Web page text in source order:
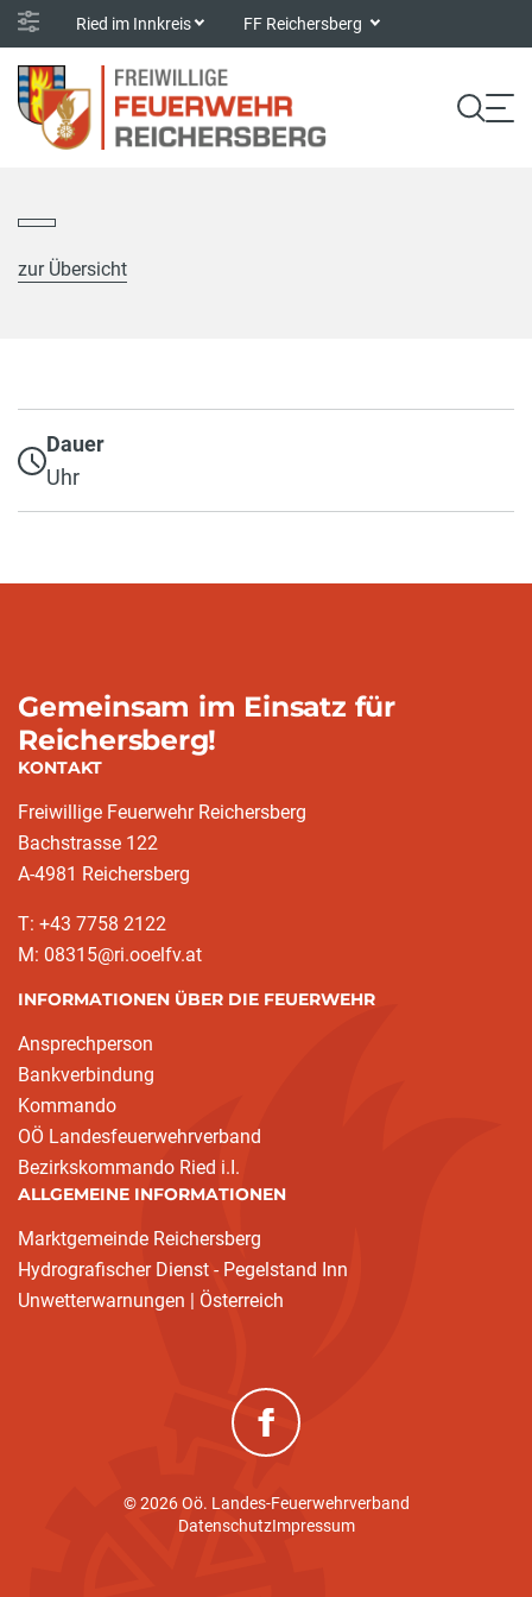
Ried im Innkreis FF Reichersberg
zur Übersicht
Dauer
Uhr
Gemeinsam im Einsatz für
Reichersberg!
KONTAKT
Freiwillige Feuerwehr Reichersberg
Bachstrasse 122
A-4981 Reichersberg
T: +43 7758 2122
M: 08315@ri.ooelfv.at
INFORMATIONEN ÜBER DIE FEUERWEHR
Ansprechperson
Bankverbindung
Kommando
OÖ Landesfeuerwehrverband
Bezirkskommando Ried i.I.
ALLGEMEINE INFORMATIONEN
Marktgemeinde Reichersberg
Hydrografischer Dienst - Pegelstand Inn
Unwetterwarnungen | Österreich
(neues Fenster)
© 2026 Oö. Landes-Feuerwehrverband
DatenschutzImpressum